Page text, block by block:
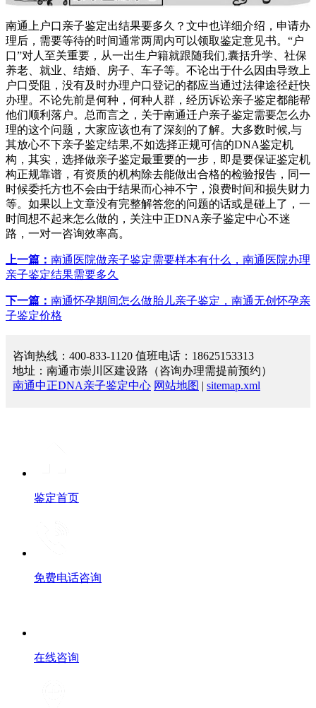
南通上户口亲子鉴定出结果要多久？文中也详细介绍，申请办
理后，需要等待的时间通常两周内可以领取鉴定意见书。“户
口”对人至关重要，从一出生户籍就跟随我们,囊括升学、社保
养老、就业、结婚、房子、车子等。不论出于什么因由导致上
户口受阻，没有及时办理户口登记的都应当通过法律途径赶快
办理。不论先前是何种，何种人群，经历诉讼亲子鉴定都能帮
他们顺利落户。总而言之，关于南通迁户亲子鉴定需要怎么办
理的这个问题，大家应该也有了深刻的了解。大多数时候,与
其放心不下亲子鉴定结果,不如选择正规可信的DNA鉴定机
构，其实，选择做亲子鉴定最重要的一步，即是要保证鉴定机
构正规靠谱，有资质的机构除去能做出合格的检验报告，同一
时候委托方也不会由于结果而心神不宁，浪费时间和损失财力
等。如果以上文章没有完整解答您的问题的话或是碰上了，一
时间想不起来怎么做的，关注中正DNA亲子鉴定中心不迷
路，一对一咨询效率高。
上一篇： 南通医院做亲子鉴定需要样本有什么，南通医院办理
亲子鉴定结果需要多久
下一篇： 南通怀孕期间怎么做胎儿亲子鉴定，南通无创怀孕亲
子鉴定价格
咨询热线：400-833-1120 值班电话：18625153313
地址：南通市崇川区建设路（咨询办理需提前预约）
南通中正DNA亲子鉴定中心 网站地图 | sitemap.xml
鉴定首页
免费电话咨询
在线咨询